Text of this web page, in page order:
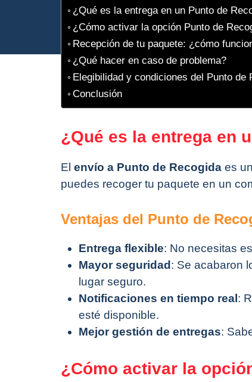
¿Qué es la entrega en un Punto de
¿Cómo activar la opción Punto de
Recepción de tu paquete: ¿cómo
¿Qué hacer en caso de problema?
Elegibilidad y condiciones del Punto de
Conclusión
¿Qué es la entrega en
El envío a Punto de Recogida es
puedes recoger tu paquete en un
Ventajas del Punto de
Entrega flexible: No necesitas
Mayor seguridad : Se acabaron
lugar seguro.
Notificaciones en tiempo real :
esté disponible.
Mejor gestión de entregas:
¿Cómo activar la